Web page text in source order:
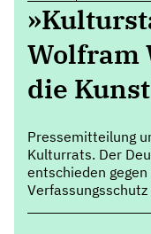
Wolfram
die
Pressemitteilung
Kulturrats. Der
entschieden